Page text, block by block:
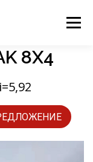
Меню
8Х4